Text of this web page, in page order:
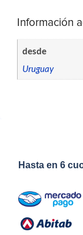
Información
desde
Uruguay
Hasta en 6